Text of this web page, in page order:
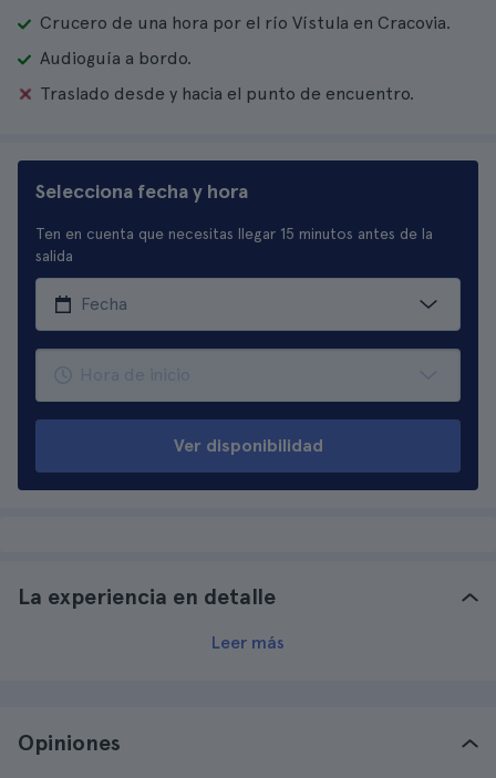
Crucero de una hora por el río Vístula en Cracovia.
Audioguía a bordo.
Traslado desde y hacia el punto de encuentro.
Selecciona fecha y hora
Ten en cuenta que necesitas llegar 15 minutos antes de la
salida
Ver disponibilidad
La experiencia en detalle
Leer más
Opiniones